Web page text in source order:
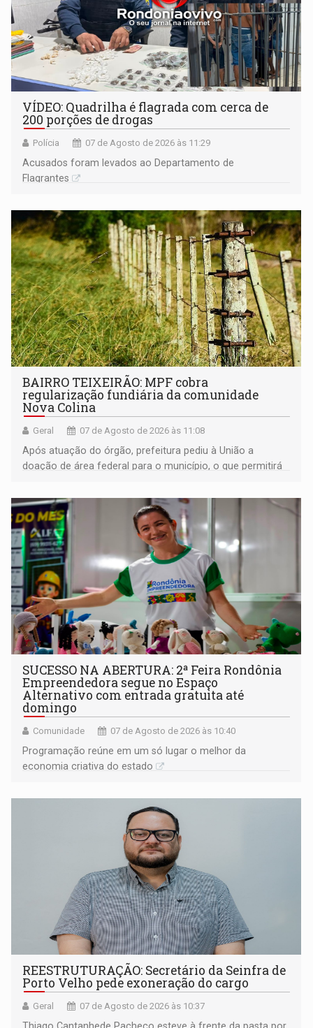
VÍDEO: Quadrilha é flagrada com cerca de
200 porções de drogas
Polícia 07 de Agosto de 2026 às 11:29
Acusados foram levados ao Departamento de
Flagrantes
BAIRRO TEIXEIRÃO: MPF cobra
regularização fundiária da comunidade
Nova Colina
Geral 07 de Agosto de 2026 às 11:08
Após atuação do órgão, prefeitura pediu à União a
doação de área federal para o município, o que permitirá
SUCESSO NA ABERTURA: 2ª Feira Rondônia
Empreendedora segue no Espaço
Alternativo com entrada gratuita até
domingo
Comunidade 07 de Agosto de 2026 às 10:40
Programação reúne em um só lugar o melhor da
economia criativa do estado
REESTRUTURAÇÃO: Secretário da Seinfra de
Porto Velho pede exoneração do cargo
Geral 07 de Agosto de 2026 às 10:37
Thiago Cantanhede Pacheco esteve à frente da pasta por